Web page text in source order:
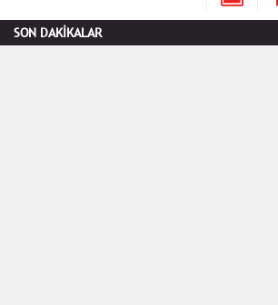
SON DAKİKALAR